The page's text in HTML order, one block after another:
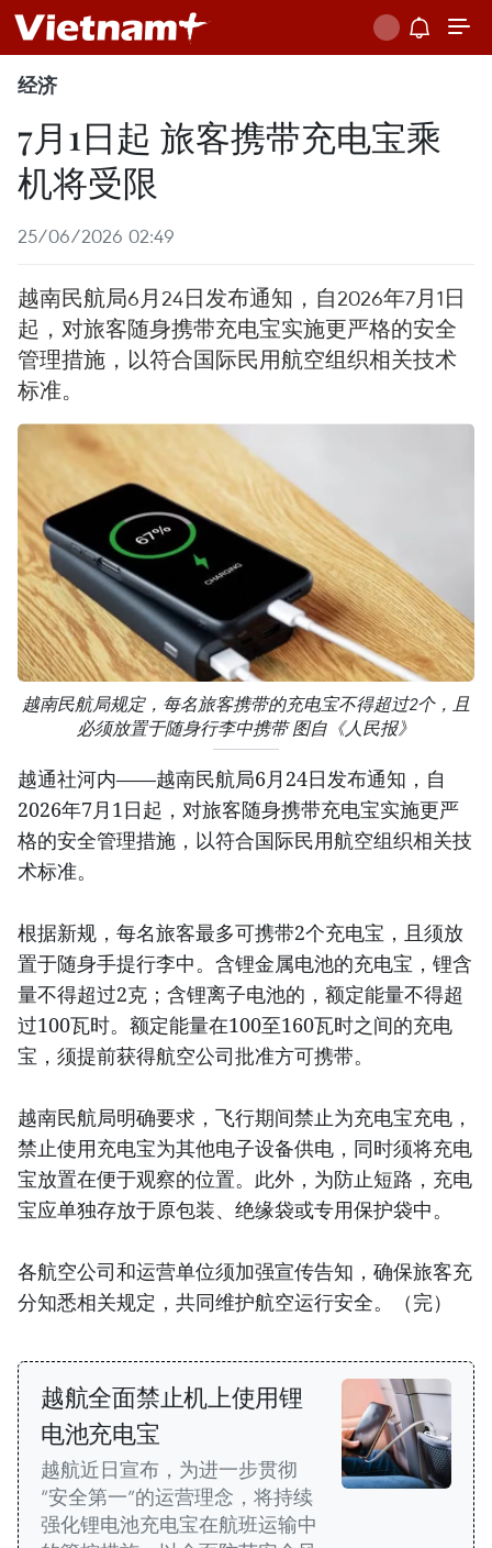
经济
7月1日起 旅客携带充电宝乘
机将受限
25/06/2026 02:49
越南民航局6月24日发布通知，自2026年7月1日
起，对旅客随身携带充电宝实施更严格的安全
管理措施，以符合国际民用航空组织相关技术
标准。
越南民航局规定，每名旅客携带的充电宝不得超过2个，且
必须放置于随身行李中携带 图自《人民报》
越通社河内——越南民航局6月24日发布通知，自
2026年7月1日起，对旅客随身携带充电宝实施更严
格的安全管理措施，以符合国际民用航空组织相关技
术标准。
根据新规，每名旅客最多可携带2个充电宝，且须放
置于随身手提行李中。含锂金属电池的充电宝，锂含
量不得超过2克；含锂离子电池的，额定能量不得超
过100瓦时。额定能量在100至160瓦时之间的充电
宝，须提前获得航空公司批准方可携带。
越南民航局明确要求，飞行期间禁止为充电宝充电，
禁止使用充电宝为其他电子设备供电，同时须将充电
宝放置在便于观察的位置。此外，为防止短路，充电
宝应单独存放于原包装、绝缘袋或专用保护袋中。
各航空公司和运营单位须加强宣传告知，确保旅客充
分知悉相关规定，共同维护航空运行安全。（完）
越航全面禁止机上使用锂
电池充电宝
越航近日宣布，为进一步贯彻
“安全第一”的运营理念，将持续
强化锂电池充电宝在航班运输中